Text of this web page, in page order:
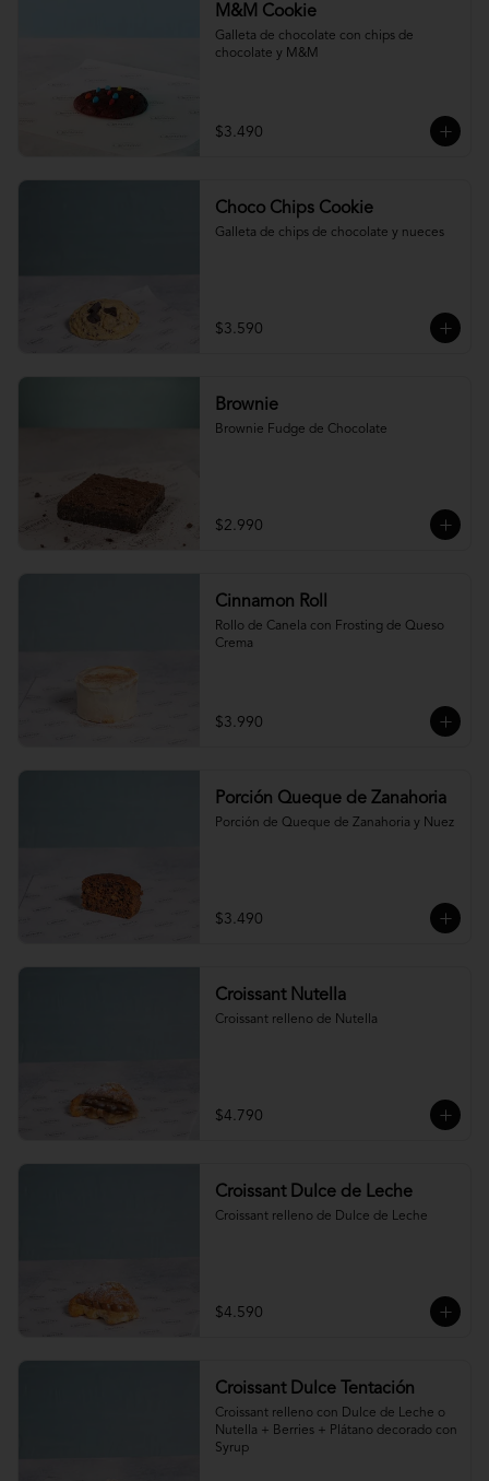
M&M Cookie
Galleta de chocolate con chips de
chocolate y M&M
$3.490
Choco Chips Cookie
Galleta de chips de chocolate y nueces
$3.590
Brownie
Brownie Fudge de Chocolate
$2.990
Cinnamon Roll
Rollo de Canela con Frosting de Queso
Crema
$3.990
Porción Queque de Zanahoria
Porción de Queque de Zanahoria y Nuez
$3.490
Croissant Nutella
Croissant relleno de Nutella
$4.790
Croissant Dulce de Leche
Croissant relleno de Dulce de Leche
$4.590
Croissant Dulce Tentación
Croissant relleno con Dulce de Leche o
Nutella + Berries + Plátano decorado con
Syrup